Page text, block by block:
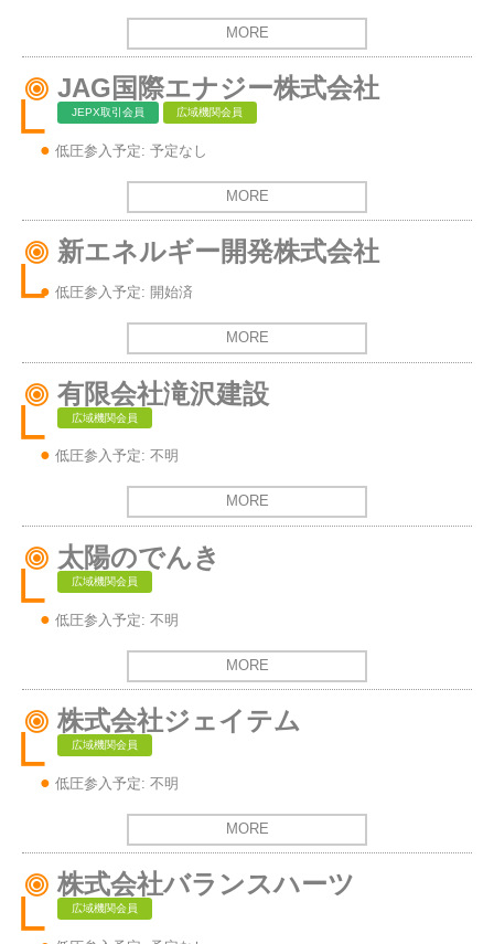
MORE
JAG国際エナジー株式会社
JEPX取引会員 広域機関会員
低圧参入予定: 予定なし
MORE
新エネルギー開発株式会社
低圧参入予定: 開始済
MORE
有限会社滝沢建設
広域機関会員
低圧参入予定: 不明
MORE
太陽のでんき
広域機関会員
低圧参入予定: 不明
MORE
株式会社ジェイテム
広域機関会員
低圧参入予定: 不明
MORE
株式会社バランスハーツ
広域機関会員